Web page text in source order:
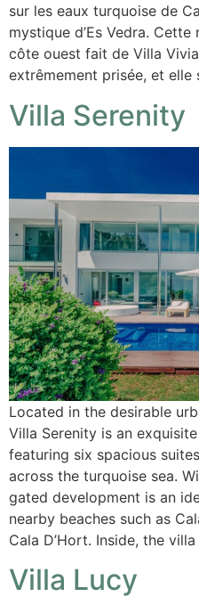
sur les eaux turquoise de
mystique d’Es Vedra.
côte ouest fait de Villa
extrêmement prisée, et elle
Villa Serenity
Located in the desirable
Villa Serenity is an
featuring six spacious
across the turquoise sea.
gated development is an
nearby beaches such as
Cala D’Hort. Inside, the
Villa Lucy